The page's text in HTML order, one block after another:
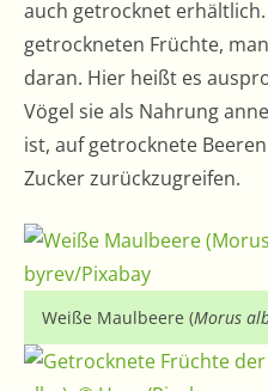
auch getrocknet
getrockneten Früchte,
daran. Hier heißt es
Vögel sie als Nahrung
ist, auf getrocknete
Zucker zurückzugreifen.
Weiße Maulbeere (Morus